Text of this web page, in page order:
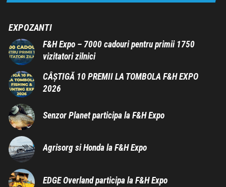
EXPOZANTI
F&H Expo – 7000 cadouri pentru primii 1750
vizitatori zilnici
CÂȘTIGĂ 10 PREMII LA TOMBOLA F&H EXPO
2026
Senzor Planet participa la F&H Expo
Agrisorg si Honda la F&H Expo
EDGE Overland participa la F&H Expo